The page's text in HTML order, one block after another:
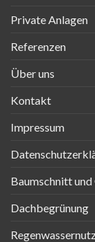
Private Anlagen
Referenzen
Über uns
Kontakt
Impressum
Baumschnitt
Dachbegrünung